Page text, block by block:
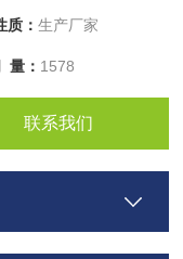
检验机构理想检测仪
质： 生产厂家
： 1578
联系我们